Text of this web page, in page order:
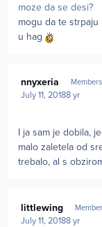
moze da se desi?
mogu da te
u hag
nnyxeria Members
July 11, 20188 yr
I ja sam je dobila,
malo zaletela od
trebalo, al s
littlewing
July 11, 20188 yr